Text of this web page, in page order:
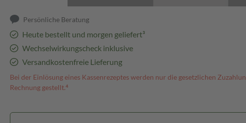
Persönliche Beratung
Heute bestellt und morgen geliefert³
Wechselwirkungscheck inklusive
Versandkostenfreie Lieferung
Bei der Einlösung eines Kassenrezeptes werden nur die gesetzlichen
Rechnung gestellt.⁴